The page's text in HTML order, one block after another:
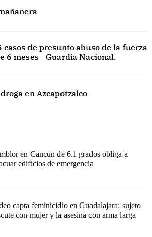
casos de presunto abuso de la fuerza
6 meses - Guardia Nacional.
en Azcapotzalco
en Cancún de 6.1 grados obliga a
edificios de emergencia
capta feminicidio en Guadalajara: sujeto
con mujer y la asesina con arma larga